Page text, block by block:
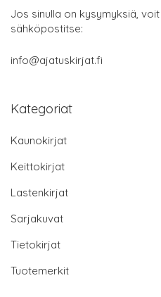
Jos sinulla on kysymyksiä,
sähköpostitse:
info@ajatuskirjat.fi
Kategoriat
Kaunokirjat
Keittokirjat
Lastenkirjat
Sarjakuvat
Tietokirjat
Tuotemerkit